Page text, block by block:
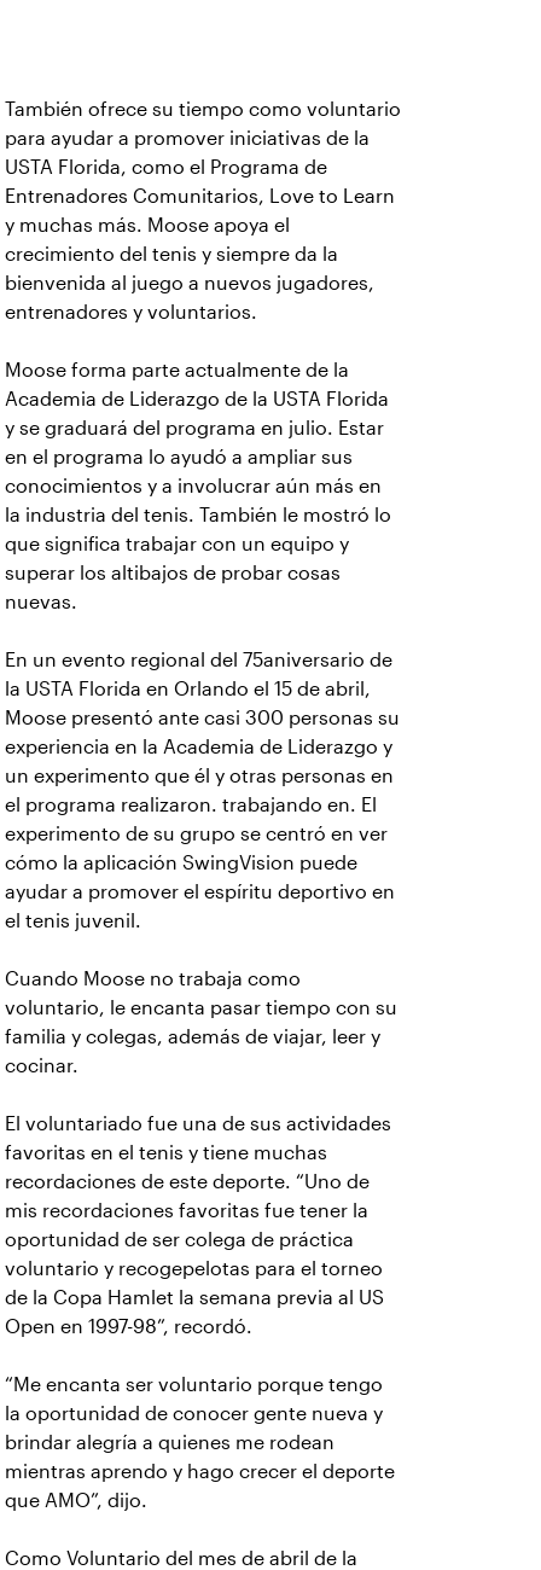
También ofrece su tiempo como voluntario
para ayudar a promover iniciativas de la
USTA Florida, como el Programa de
Entrenadores Comunitarios, Love to Learn
y muchas más. Moose apoya el
crecimiento del tenis y siempre da la
bienvenida al juego a nuevos jugadores,
entrenadores y voluntarios.
Moose forma parte actualmente de la
Academia de Liderazgo de la USTA Florida
y se graduará del programa en julio. Estar
en el programa lo ayudó a ampliar sus
conocimientos y a involucrar aún más en
la industria del tenis. También le mostró lo
que significa trabajar con un equipo y
superar los altibajos de probar cosas
nuevas.
En un evento regional del 75aniversario de
la USTA Florida en Orlando el 15 de abril,
Moose presentó ante casi 300 personas su
experiencia en la Academia de Liderazgo y
un experimento que él y otras personas en
el programa realizaron. trabajando en. El
experimento de su grupo se centró en ver
cómo la aplicación SwingVision puede
ayudar a promover el espíritu deportivo en
el tenis juvenil.
Cuando Moose no trabaja como
voluntario, le encanta pasar tiempo con su
familia y colegas, además de viajar, leer y
cocinar.
El voluntariado fue una de sus actividades
favoritas en el tenis y tiene muchas
recordaciones de este deporte. “Uno de
mis recordaciones favoritas fue tener la
oportunidad de ser colega de práctica
voluntario y recogepelotas para el torneo
de la Copa Hamlet la semana previa al US
Open en 1997-98”, recordó.
“Me encanta ser voluntario porque tengo
la oportunidad de conocer gente nueva y
brindar alegría a quienes me rodean
mientras aprendo y hago crecer el deporte
que AMO”, dijo.
Como Voluntario del mes de abril de la